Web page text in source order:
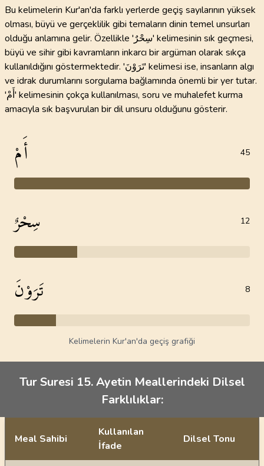
Bu kelimelerin Kur'an'da farklı yerlerde geçiş sayılarının yüksek
olması, büyü ve gerçeklilik gibi temaların dinin temel unsurları
olduğu anlamına gelir. Özellikle 'سِحْرٌ' kelimesinin sık geçmesi,
büyü ve sihir gibi kavramların inkarcı bir argüman olarak sıkça
kullanıldığını göstermektedir. 'تَرَوْنَ' kelimesi ise, insanların algı
ve idrak durumlarını sorgulama bağlamında önemli bir yer tutar.
'أَمْ' kelimesinin çokça kullanılması, soru ve muhalefet kurma
amacıyla sık başvurulan bir dil unsuru olduğunu gösterir.
أَمْ 45
سِحْرٌ 12
تَرَوْنَ 8
Kelimelerin Kur'an'da geçiş grafiği
Tur Suresi 15. Ayetin Meallerindeki Dilsel
Farklılıklar:
Meal Sahibi
Kullanılan
İfade
Dilsel Tonu